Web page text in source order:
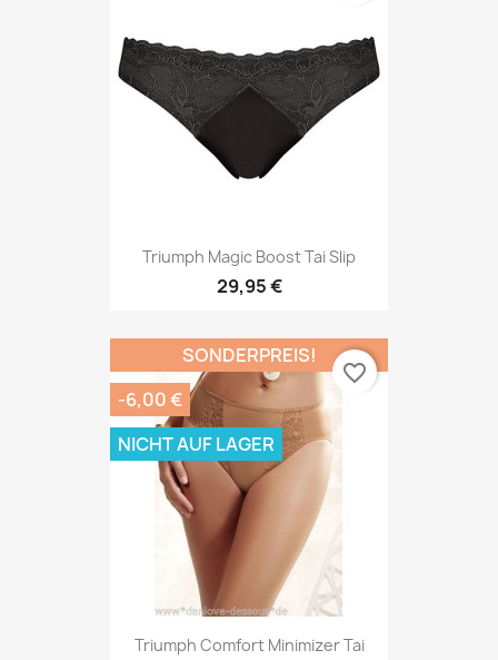
Triumph Magic Boost Tai Slip
29,95 €
Triumph Comfort Minimizer Tai
SONDERPREIS!
-6,00 €
NICHT AUF LAGER
favorite_border